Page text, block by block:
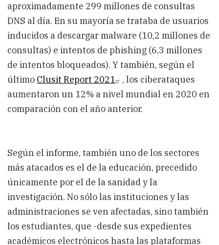
aproximadamente 299 millones de consultas
DNS al día. En su mayoría se trataba de usuarios
inducidos a descargar malware (10,2 millones de
consultas) e intentos de phishing (6,3 millones
de intentos bloqueados). Y también, según el
último Clusit Report 2021
, los ciberataques
aumentaron un 12% a nivel mundial en 2020 en
comparación con el año anterior.
Según el informe, también uno de los sectores
más atacados es el de la educación, precedido
únicamente por el de la sanidad y la
investigación. No sólo las instituciones y las
administraciones se ven afectadas, sino también
los estudiantes, que -desde sus expedientes
académicos electrónicos hasta las plataformas